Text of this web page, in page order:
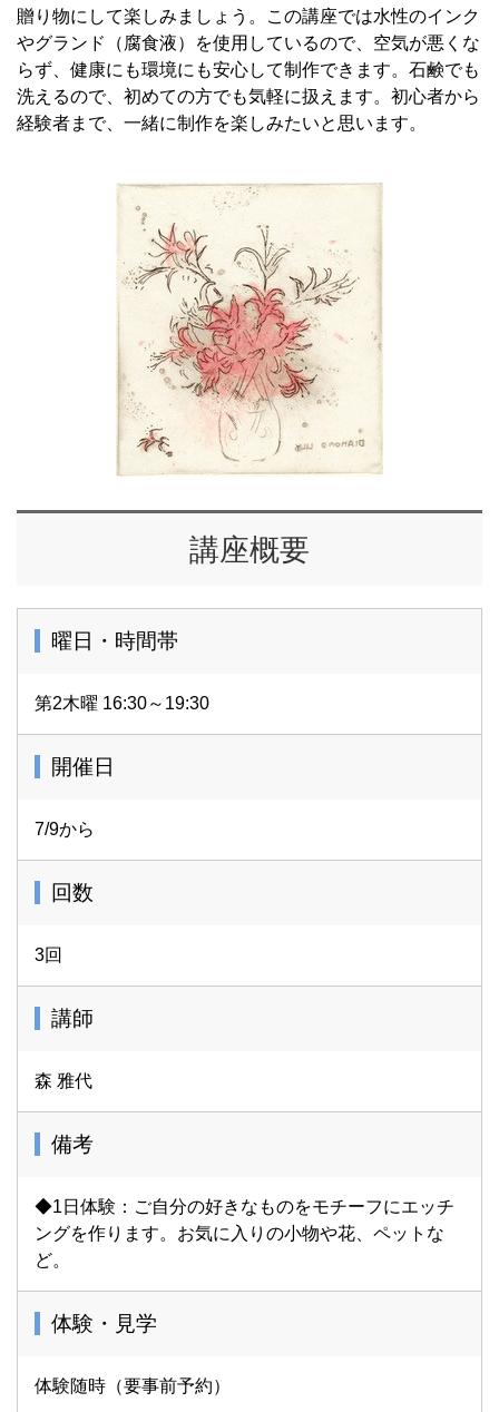
贈り物にして楽しみましょう。この講座では水性のインク
やグランド（腐食液）を使用しているので、空気が悪くな
らず、健康にも環境にも安心して制作できます。石鹸でも
洗えるので、初めての方でも気軽に扱えます。初心者から
経験者まで、一緒に制作を楽しみたいと思います。
講座概要
曜日・時間帯
第2木曜 16:30～19:30
開催日
7/9から
回数
3回
講師
森 雅代
備考
◆1日体験：ご自分の好きなものをモチーフにエッチ
ングを作ります。お気に入りの小物や花、ペットな
ど。
体験・見学
体験随時（要事前予約）